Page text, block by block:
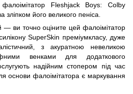
Fleshjack Boys: Colby
його великого пеніса.
— ви точно оціните цей фалоімітатор
SuperSkin преміумкласу, дуже
з акуратною невеликою
венками для додаткового
надійним стопером під час
основи фалоімітатора є маркування